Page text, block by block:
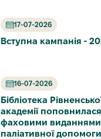
Вступна кампанія -
17-07-2026
Бібліотека
академії
фаховими
паліативної
16-07-2026